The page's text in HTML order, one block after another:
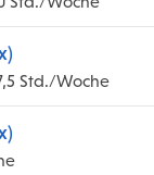
Std./Woche